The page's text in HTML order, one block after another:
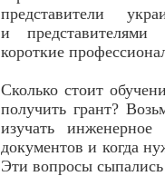
представители
и представителями
короткие
Сколько стоит
получить грант?
изучать
документов и когда
Эти вопросы